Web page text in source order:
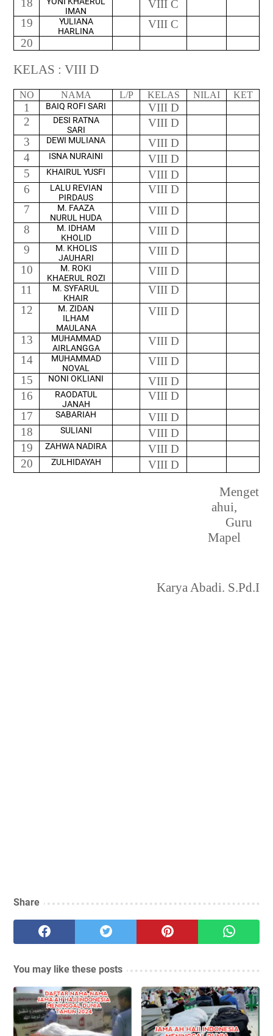
IMAN
VIII C
19
YULIANA
HARLINA
VIII C
20
KELAS : VIII D
NO NAMA L/P KELAS NILAI KET
1 BAIQ ROFI SARI
VIII D
2
DESI RATNA
SARI
VIII D
3
DEWI MULIANA
VIII D
4
ISNA NURAINI
VIII D
5
KHAIRUL YUSFI
VIII D
6
LALU REVIAN
PIRDAUS
VIII D
7
M. FAAZA
NURUL HUDA
VIII D
8
M. IDHAM
KHOLID
VIII D
9
M. KHOLIS
JAUHARI
VIII D
10
M. ROKI
KHAERUL ROZI
VIII D
11
M. SYFARUL
KHAIR
VIII D
12
M. ZIDAN
ILHAM
MAULANA
VIII D
13
MUHAMMAD
AIRLANGGA
VIII D
14
MUHAMMAD
NOVAL
VIII D
15
NONI OKLIANI
VIII D
16
RAODATUL
JANAH
VIII D
17
SABARIAH
VIII D
18
SULIANI
VIII D
19
ZAHWA NADIRA
VIII D
20
ZULHIDAYAH VIII D
Menget
ahui,
Guru
Mapel
Karya Abadi. S.Pd.I
Share
You may like these posts